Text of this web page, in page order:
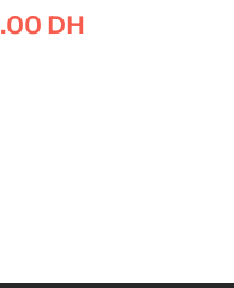
50 feuilles
DH